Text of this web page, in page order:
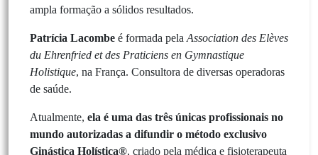
ampla formação a sólidos resultados.
Patrícia Lacombe é formada pela Association des Elèves
du Ehrenfried et des Praticiens en Gymnastique
Holistique, na França. Consultora de diversas operadoras
de saúde.
Atualmente, ela é uma das três únicas profissionais no
mundo autorizadas a difundir o método exclusivo
Ginástica Holística®, criado pela médica e fisioterapeuta